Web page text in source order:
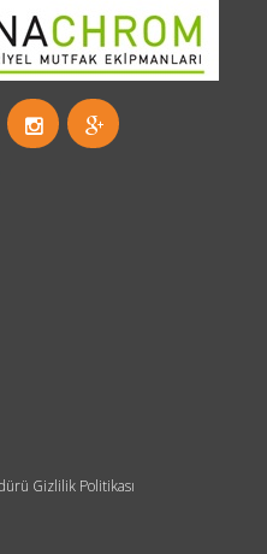
Gizlilik Politikası